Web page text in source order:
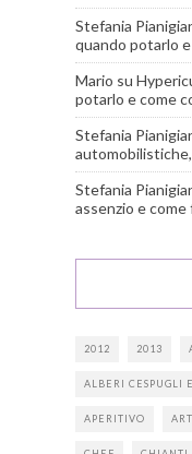
Stefania
quando potarlo
Mario su
potarlo e come
Stefania
Stefania
assenzio e
2012 2013
ALBERI CESPUGLI
APERITIVO